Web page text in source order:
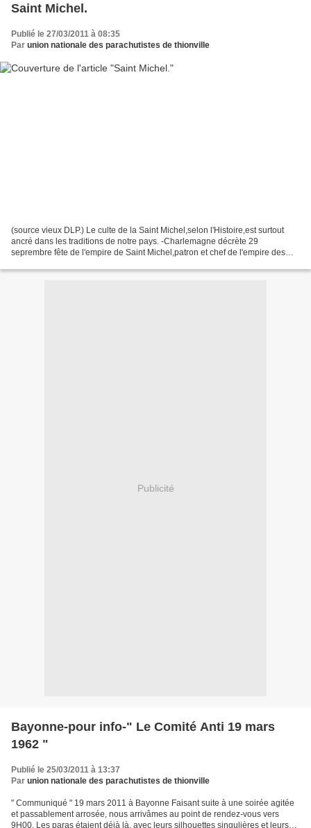
Saint Michel.
Publié le 27/03/2011 à 08:35
Par union nationale des parachutistes de thionville
(source vieux DLP.) Le culte de la Saint Michel,selon l'Histoire,est surtout
ancré dans les traditions de notre pays. -Charlemagne décrète 29
seprembre fête de l'empire de Saint Michel,patron et chef de l'empire des
Publicité
Bayonne-pour info-" Le Comité Anti 19 mars
1962 "
Publié le 25/03/2011 à 13:37
Par union nationale des parachutistes de thionville
" Communiqué " 19 mars 2011 à Bayonne Faisant suite à une soirée agitée
et passablement arrosée, nous arrivâmes au point de rendez-vous vers
9H00. Les paras étaient déjà là, avec leurs silhouettes singulières et leurs